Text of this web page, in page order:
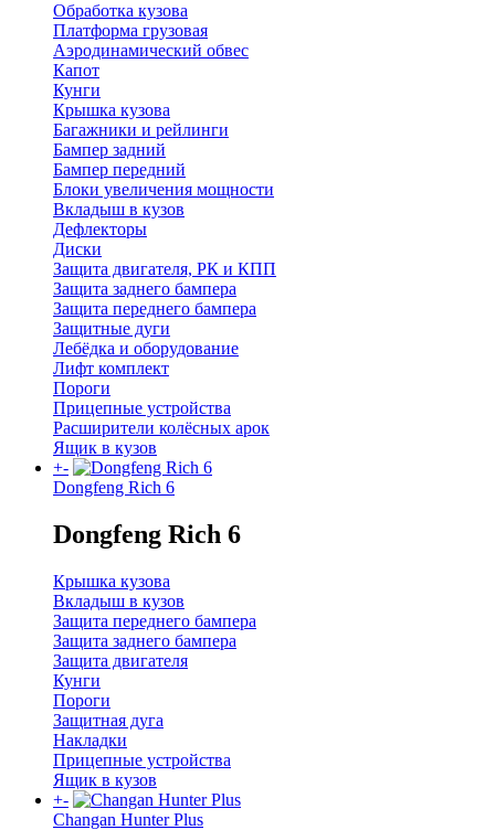
Обработка кузова
Платформа грузовая
Аэродинамический обвес
Капот
Кунги
Крышка кузова
Багажники и рейлинги
Бампер задний
Бампер передний
Блоки увеличения мощности
Вкладыш в кузов
Дефлекторы
Диски
Защита двигателя, РК и КПП
Защита заднего бампера
Защита переднего бампера
Защитные дуги
Лебёдка и оборудование
Лифт комплект
Пороги
Прицепные устройства
Расширители колёсных арок
Ящик в кузов
+-
Dongfeng Rich 6
Dongfeng Rich 6
Крышка кузова
Вкладыш в кузов
Защита переднего бампера
Защита заднего бампера
Защита двигателя
Кунги
Пороги
Защитная дуга
Накладки
Прицепные устройства
Ящик в кузов
+-
Changan Hunter Plus